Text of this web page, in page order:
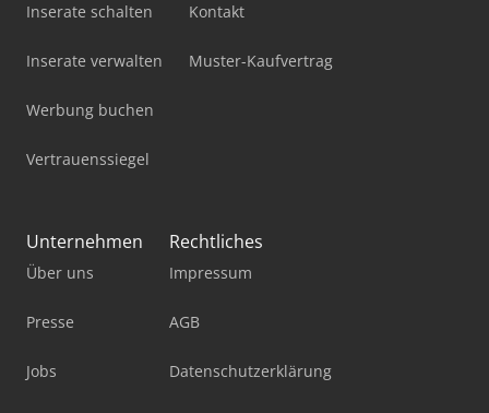
Inserate schalten
Inserate verwalten
Werbung buchen
Vertrauenssiegel
Kontakt
Muster-Kaufvertrag
Unternehmen
Über uns
Presse
Jobs
Rechtliches
Impressum
AGB
Datenschutzerklärung